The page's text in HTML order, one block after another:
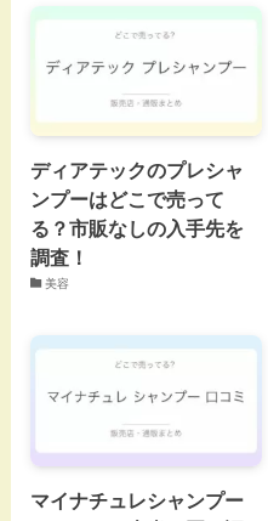
ディアテックのプレシャ
ンプーはどこで売って
る？市販なしの入手先を
調査！
美容
マイナチュレシャンプー